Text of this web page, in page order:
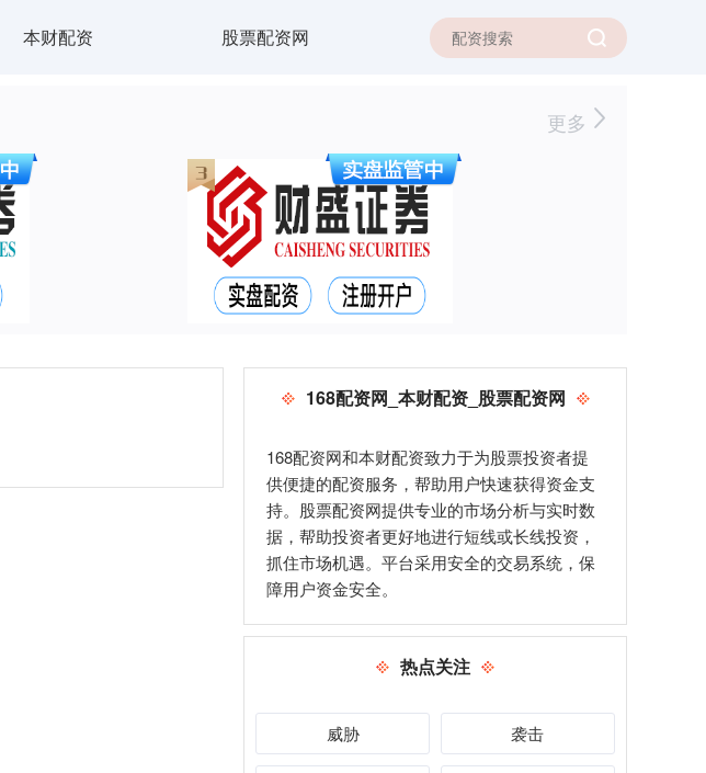
本财配资 股票配资网
更多
168配资网_本财配资_股票配资网
168配资网和本财配资致力于为股票投资者提
供便捷的配资服务，帮助用户快速获得资金支
持。股票配资网提供专业的市场分析与实时数
据，帮助投资者更好地进行短线或长线投资，
抓住市场机遇。平台采用安全的交易系统，保
障用户资金安全。
热点关注
威胁 袭击